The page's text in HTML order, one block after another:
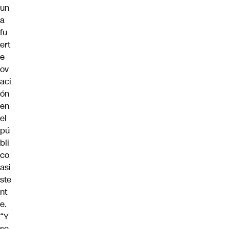
un
a
fu
ert
e
ov
aci
ón
en
el
pú
bli
co
asi
ste
nt
e.
“Y